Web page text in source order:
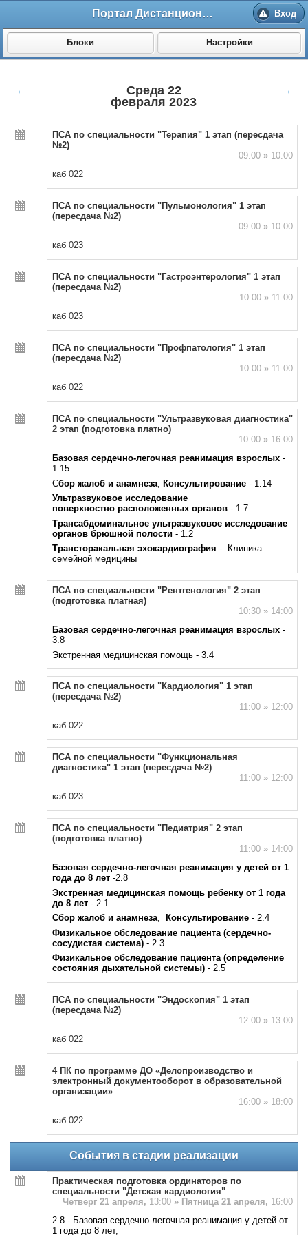
Портал Дистанционного обучения ВолгГМУ Вход
Блоки Настройки
←
Среда 22
февраля 2023
→
ПСА по специальности "Терапия" 1 этап (пересдача
№2)
09:00 »10:00
каб 022
ПСА по специальности "Пульмонология" 1 этап
(пересдача №2)
09:00 »10:00
каб 023
ПСА по специальности "Гастроэнтерология" 1 этап
(пересдача №2)
10:00 »11:00
каб 023
ПСА по специальности "Профпатология" 1 этап
(пересдача №2)
10:00 »11:00
каб 022
ПСА по специальности "Ультразвуковая диагностика"
2 этап (подготовка платно)
10:00 »16:00
Базовая сердечно-легочная реанимация взрослых-
1.15
Сбор жалоб и анамнеза, Консультирование- 1.14
Ультразвуковое исследование
поверхностно расположенных органов- 1.7
Трансабдоминальное ультразвуковое исследование
органов брюшной полости- 1.2
Трансторакальная эхокардиография - Клиника
семейной медицины
ПСА по специальности "Рентгенология" 2 этап
(подготовка платная)
10:30 »14:00
Базовая сердечно-легочная реанимация взрослых-
3.8
Экстренная медицинская помощь - 3.4
ПСА по специальности "Кардиология" 1 этап
(пересдача №2)
11:00 »12:00
каб 022
ПСА по специальности "Функциональная
диагностика" 1 этап (пересдача №2)
11:00 »12:00
каб 023
ПСА по специальности "Педиатрия" 2 этап
(подготовка платно)
11:00 »14:00
Базовая сердечно-легочная реанимация у детей от 1
года до 8 лет-2.8
Экстренная медицинская помощь ребенку от 1 года
до 8 лет- 2.1
Сбор жалоб и анамнеза, Консультирование- 2.4
Физикальное обследование пациента (сердечно-
сосудистая система)- 2.3
Физикальное обследование пациента (определение
состояния дыхательной системы)- 2.5
ПСА по специальности "Эндоскопия" 1 этап
(пересдача №2)
12:00 »13:00
каб 022
4 ПК по программе ДО «Делопроизводство и
электронный документооборот в образовательной
организации»
16:00 »18:00
каб.022
События в стадии реализации
Практическая подготовка ординаторов по
специальности "Детская кардиология"
Четверг 21 апреля, 13:00 » Пятница 21 апреля, 16:00
2.8 - Базовая сердечно-легочная реанимация у детей от
1 года до 8 лет,